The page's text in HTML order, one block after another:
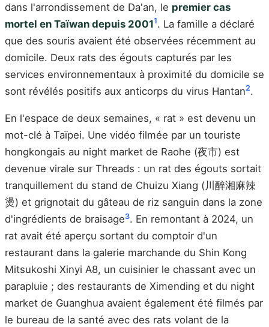
dans l'arrondissement de Da'an, le premier cas
mortel en Taïwan depuis 20011. La famille a déclaré
que des souris avaient été observées récemment au
domicile. Deux rats des égouts capturés par les
services environnementaux à proximité du domicile se
sont révélés positifs aux anticorps du virus Hantan2.
En l'espace de deux semaines, « rat » est devenu un
mot-clé à Taïpei. Une vidéo filmée par un touriste
hongkongais au night market de Raohe (夜市) est
devenue virale sur Threads : un rat des égouts sortait
tranquillement du stand de Chuizu Xiang (川醉湘麻辣
燙) et grignotait du gâteau de riz sanguin dans la zone
d'ingrédients de braisage3. En remontant à 2024, un
rat avait été aperçu sortant du comptoir d'un
restaurant dans la galerie marchande du Shin Kong
Mitsukoshi Xinyi A8, un cuisinier le chassant avec un
parapluie ; des restaurants de Ximending et du night
market de Guanghua avaient également été filmés par
le bureau de la santé avec des rats volant de la